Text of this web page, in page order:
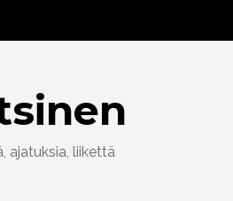
ajatuksia, liikettä